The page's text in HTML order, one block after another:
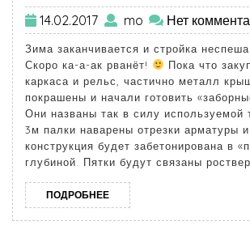
14.02.2017 mo Нет
Зима заканчивается и стройка неспеша
Скоро ка-а-ак рванёт!
Пока что
каркаса и рельс, частично металл
покрашены и начали готовить
Они названы так в силу используемой
3м палки наварены отрезки арматуры
конструкция будет забетонирована в
глубиной. Пятки будут связаны
ПОДРОБНЕЕ